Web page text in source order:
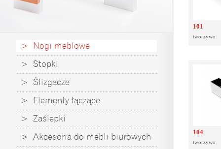
> Nogi meblowe
> Stopki
> Ślizgacze
> Elementy łączące
> Zaślepki
> Akcesoria do mebli biurowych
101
tworzywo
104
tworzywo